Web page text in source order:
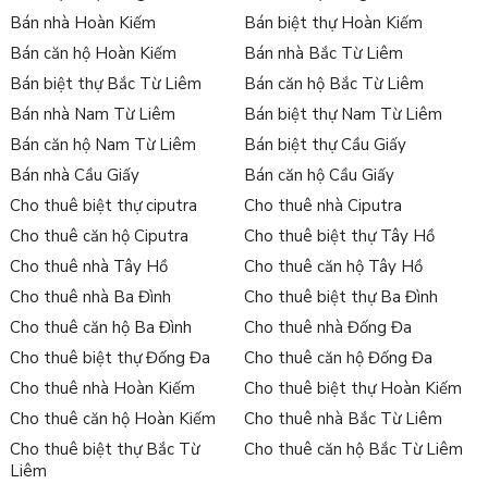
Cung cấp nhanh nhất thông tin về biệt thự cho thuê tại Tây
Hồvới nhiều vị trí đẹp, giá tốt và đa dạng về diện tích. Liên hệ
hotlineSàn bất động sản Tân Long để nhận thêm thông tin
chi tiết!
Xem thêm:
Bán đất Tây Hồ
Cho thuê căn hộ Tây Hồ
Bán nhà Hoàn Kiếm
Bán biệt thự Hoàn Kiếm
Bán căn hộ Hoàn Kiếm
Bán nhà Bắc Từ Liêm
Bán biệt thự Bắc Từ Liêm
Bán căn hộ Bắc Từ Liêm
Bán nhà Nam Từ Liêm
Bán biệt thự Nam Từ Liêm
Bán căn hộ Nam Từ Liêm
Bán biệt thự Cầu Giấy
Bán nhà Cầu Giấy
Bán căn hộ Cầu Giấy
Cho thuê biệt thự ciputra
Cho thuê nhà Ciputra
Cho thuê căn hộ Ciputra
Cho thuê biệt thự Tây Hồ
Cho thuê nhà Tây Hồ
Cho thuê căn hộ Tây Hồ
Cho thuê nhà Ba Đình
Cho thuê biệt thự Ba Đình
Cho thuê căn hộ Ba Đình
Cho thuê nhà Đống Đa
Cho thuê biệt thự Đống Đa
Cho thuê căn hộ Đống Đa
Cho thuê nhà Hoàn Kiếm
Cho thuê biệt thự Hoàn Kiếm
Cho thuê căn hộ Hoàn Kiếm
Cho thuê nhà Bắc Từ Liêm
Cho thuê biệt thự Bắc Từ
Liêm
Cho thuê căn hộ Bắc Từ Liêm